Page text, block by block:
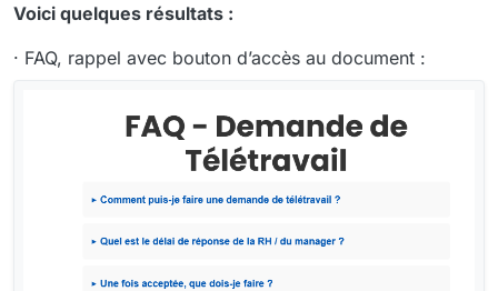
Voici quelques résultats :
· FAQ, rappel avec bouton d’accès au document :